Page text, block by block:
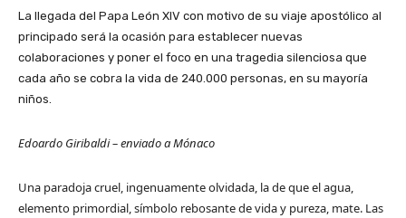
La llegada del Papa León XIV con motivo de su viaje apostólico al
principado será la ocasión para establecer nuevas
colaboraciones y poner el foco en una tragedia silenciosa que
cada año se cobra la vida de 240.000 personas, en su mayoría
niños.
Edoardo Giribaldi – enviado a Mónaco
Una paradoja cruel, ingenuamente olvidada, la de que el agua,
elemento primordial, símbolo rebosante de vida y pureza, mate. Las